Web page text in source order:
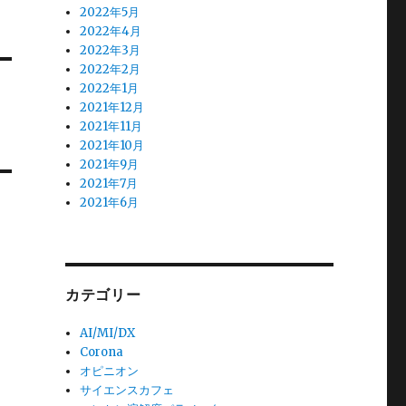
2022年5月
2022年4月
2022年3月
2022年2月
2022年1月
2021年12月
2021年11月
2021年10月
2021年9月
2021年7月
2021年6月
カテゴリー
AI/MI/DX
Corona
オピニオン
サイエンスカフェ